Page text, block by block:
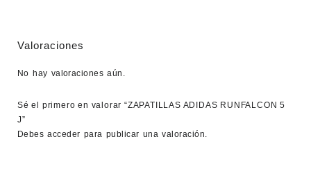
Valoraciones
No hay valoraciones aún.
Sé el primero en valorar “ZAPATILLAS ADIDAS RUNFALCON 5
J”
Debesacceder para publicar una valoración.